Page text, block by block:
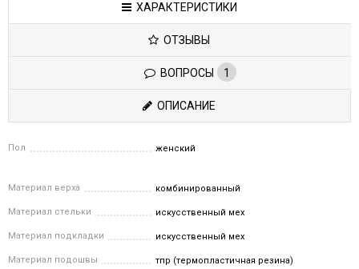
ХАРАКТЕРИСТИКИ
ОТЗЫВЫ
ВОПРОСЫ 1
ОПИСАНИЕ
Пол женский
Материал верха комбинированный
Материал стельки искусственный мех
Материал подкладки искусственный мех
Материал подошвы тпр (термопластичная резина)